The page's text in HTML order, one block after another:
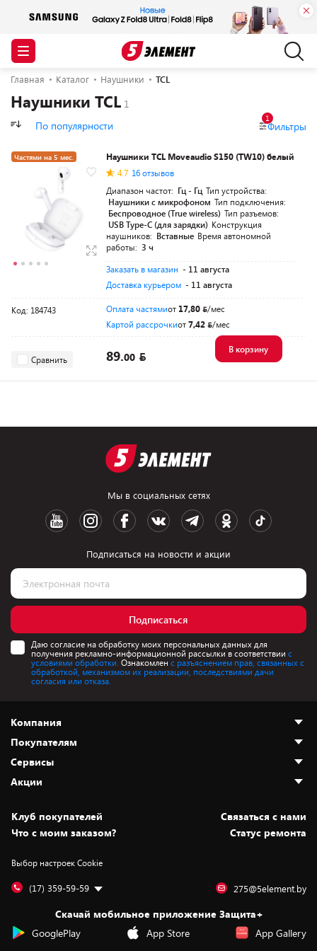
Главная Каталог Наушники TCL
Наушники TCL
По популярности Фильтры
1
Частями на 5 мес.
Наушники TCL Moveaudio S150 (TW10) белый
4.7 16 отзывов
Диапазон частот: Гц - Гц Тип устройства:
Наушники с микрофоном Тип подключения:
Беспроводное (True wireless) Тип разъемов:
USB Type-C (для зарядки) Конструкция
наушников: Вставные Время автономной
работы: 3 ч
Заказать в магазин - 11 августа
Доставка курьером - 11 августа
Код: 184743 Оплата частямиот 17,80
/мес
Картой рассрочкиот7,42 /мес
Сравнить 89.00
В корзину
Мы в социальных сетях
Подписаться на новости и акции
Подписаться
Даю согласие на обработку моих персональных данных для
получения рекламно-информационной рассылки в соответствии с
условиями обработки. Ознакомлен с разъяснением прав, связанных с
обработкой, механизмом их реализации, последствиями дачи
согласия или отказа.
Компания
О нас
Адреса магазинов
Новости
Статьи и обзоры
Вакансии
Дай пять добру!
Покупателям
Как сделать заказ
Оплата и доставка
Безналичный расчёт
Обмен и возврат товара
Обработка персональных данных
Подарочные карты
Сервисы
Установка техники
Для игровых консолей
Для мобильных устройств
Для компьютеров
Сервисные центры
Акции
Скидки и промокоды
Белорусские товары
Бонусы
Оплата частями
Новинки
Клуб покупателей
Cвязаться с нами
Что с моим заказом?
Статус ремонта
Выбор настроек Cookie
(17) 359-59-59 275@5element.by
Скачай мобильное приложение Защита+
GooglePlay
App Store App Gallery